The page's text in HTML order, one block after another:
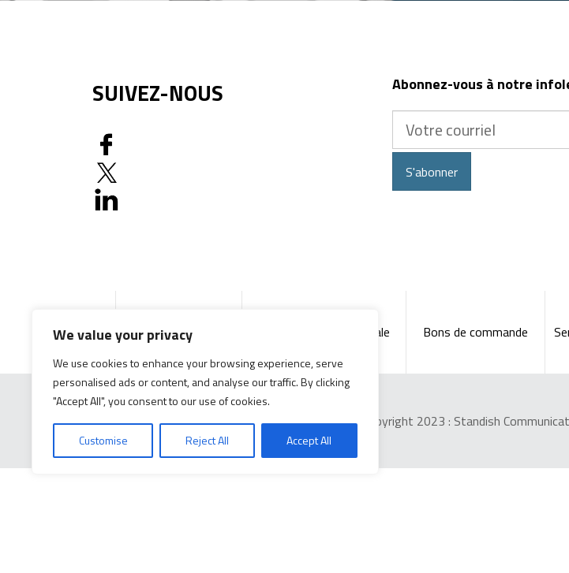
We value your privacy
We use cookies to enhance your browsing experience, serve
personalised ads or content, and analyse our traffic. By clicking
"Accept All", you consent to our use of cookies.
Customise Reject All Accept All
SUIVEZ-NOUS Abonnez-vous à notre
courriel
S'abonner
Accueil Produits Documentation générale Bons de commande
Copyright 2023 : Standish